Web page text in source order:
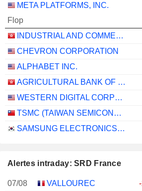
META PLATFORMS, INC.
Flop
INDUSTRIAL AND COMMERCIAL BANK OF CHINA LIMITED
CHEVRON CORPORATION
ALPHABET INC.
AGRICULTURAL BANK OF CHINA LIMITED
WESTERN DIGITAL CORPORATION
TSMC (TAIWAN SEMICONDUCTOR MANUFACTURING COMPANY)
SAMSUNG ELECTRONICS CO., LTD.
Alertes intraday: SRD France
07/08 VALLOUREC